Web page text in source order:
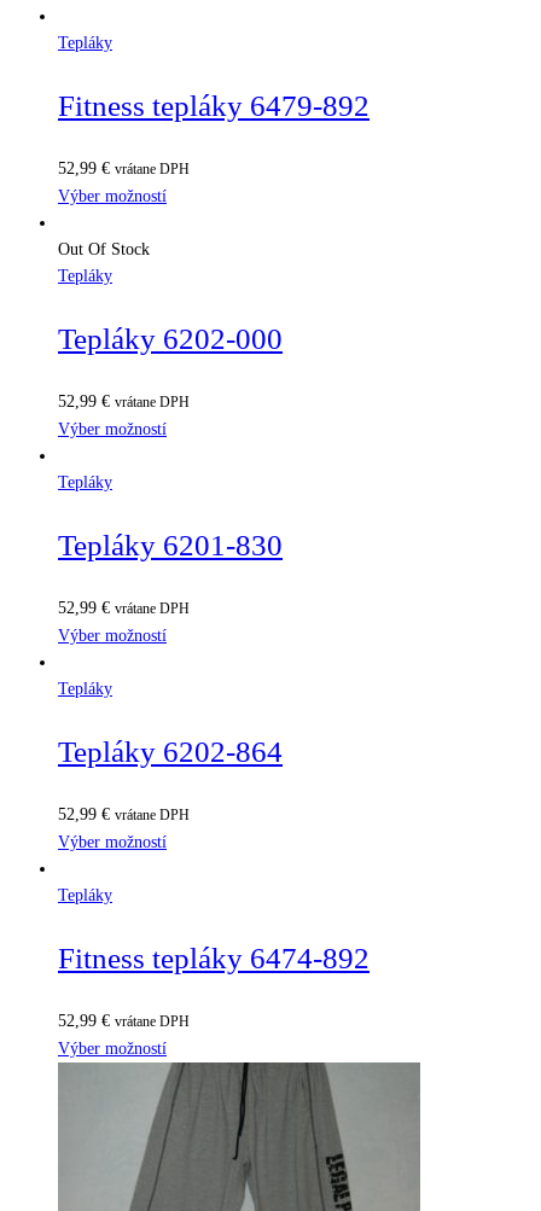
Tepláky
Fitness tepláky 6479-892
52,99 € vrátane DPH
Výber možností
Out Of Stock
Tepláky
Tepláky 6202-000
52,99 € vrátane DPH
Výber možností
Tepláky
Tepláky 6201-830
52,99 € vrátane DPH
Výber možností
Tepláky
Tepláky 6202-864
52,99 € vrátane DPH
Výber možností
Tepláky
Fitness tepláky 6474-892
52,99 € vrátane DPH
Výber možností